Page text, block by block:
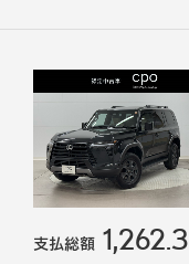
支払総額 1,262.3